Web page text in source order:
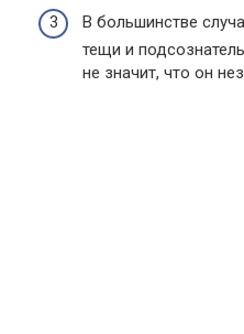
В большинстве
тещи и
не значит, что он